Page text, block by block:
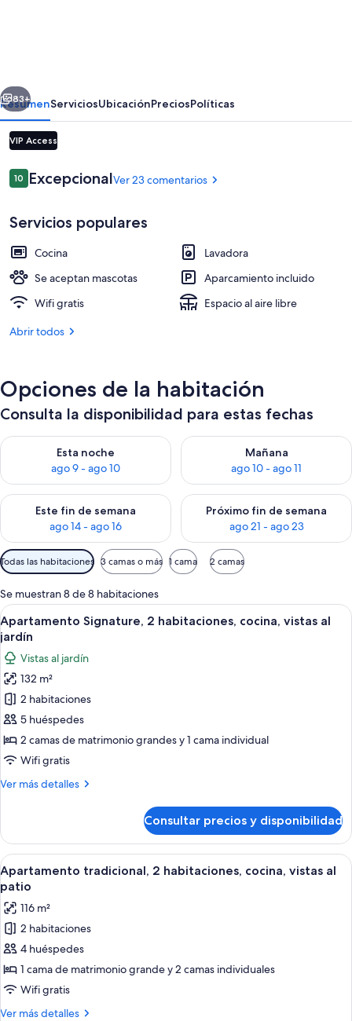
Estates
Senderismo
Siguiente
83+
ResumenServiciosUbicaciónPreciosPolíticas
VIP Access
Comentarios
1010 de 10
ExcepcionalVer 23 comentarios
Servicios populares
Cocina
Lavadora
Se aceptan mascotas
Aparcamiento incluido
Wifi gratis
Espacio al aire libre
Abrir todos
Opciones de la habitación
Consulta la disponibilidad para estas fechas
Esta noche
ago 9 - ago 10
Consulta la disponibilidad para esta noche, ago 9 - ago 10
Mañana
ago 10 - ago 11
Consulta la disponibilidad
Este fin de semana
ago 14 - ago 16
Consulta la disponibilidad para este fin de semana, ago 14 -
Próximo fin de semana
ago 21 - ago 23
Consulta la disponibilidad
Filtros
disponibles
para
las
habitaciones
Todas las habitaciones 3 camas o más 1 cama 2 camas
Se muestran 8 de 8 habitaciones
Abrir
todas
las
fotos
de
Apartamento
Signature,
2
habitaciones,
vistas
Una sala de estar acogedora con un
9
Apartamento Signature, 2 habitaciones, cocina, vistas al
jardín
Vistas al jardín
132 m²
2 habitaciones
5 huéspedes
2 camas de matrimonio grandes y 1 cama individual
Wifi gratis
Ver más detalles
Más
Signature,
habitaciones,
cocina,
vistas
al
jardín
Consultar precios y disponibilidad
Abrir
todas
las
fotos
de
Apartamento
tradicional,
2
habitaciones,
Un dormitorio con una cama
11
Apartamento tradicional, 2 habitaciones, cocina, vistas al
patio
116 m²
2 habitaciones
4 huéspedes
1 cama de matrimonio grande y 2 camas individuales
Wifi gratis
Ver más detalles
Más